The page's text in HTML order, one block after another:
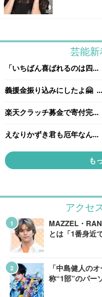
アクセ
MAZZEL・
とは「1番身近
「中島健人の
称“1部”のパー